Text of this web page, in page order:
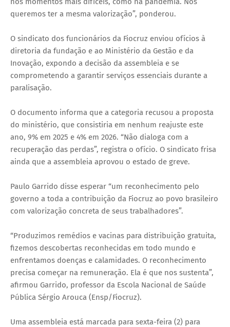
queremos ter a mesma valorização”, ponderou.
O sindicato dos funcionários da Fiocruz enviou ofícios à
diretoria da fundação e ao Ministério da Gestão e da
Inovação, expondo a decisão da assembleia e se
comprometendo a garantir serviços essenciais durante a
paralisação.
O documento informa que a categoria recusou a proposta
do ministério, que consistiria em nenhum reajuste este
ano, 9% em 2025 e 4% em 2026. “Não dialoga com a
recuperação das perdas”, registra o ofício. O sindicato frisa
ainda que a assembleia aprovou o estado de greve.
Paulo Garrido disse esperar “um reconhecimento pelo
governo a toda a contribuição da Fiocruz ao povo brasileiro
com valorização concreta de seus trabalhadores”.
“Produzimos remédios e vacinas para distribuição gratuita,
fizemos descobertas reconhecidas em todo mundo e
enfrentamos doenças e calamidades. O reconhecimento
precisa começar na remuneração. Ela é que nos sustenta”,
afirmou Garrido, professor da Escola Nacional de Saúde
Pública Sérgio Arouca (Ensp/Fiocruz).
Uma assembleia está marcada para sexta-feira (2) para